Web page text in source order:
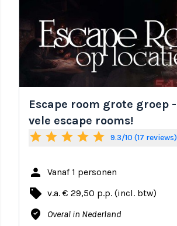
Escape room grote groep
vele escape rooms!
star star star star star 9.3/10 (17 reviews)
person Vanaf 1 personen
local_offer v.a. € 29,50 p.p. (incl. btw)
where_to_vote Overal in Nederland